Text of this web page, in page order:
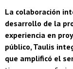
La colaboración
desarrollo de la
experiencia en
público, Taulis
que amplificó el